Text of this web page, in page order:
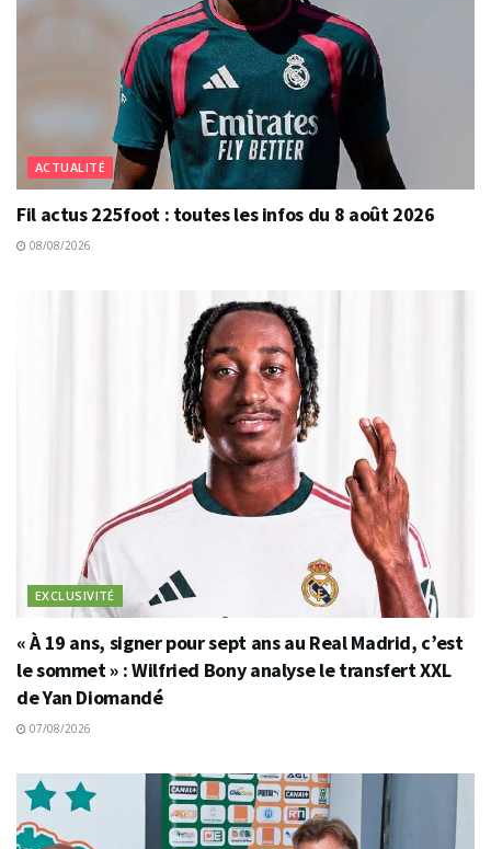
ACTUALITÉ
Fil actus 225foot : toutes les infos du 8 août 2026
08/08/2026
EXCLUSIVITÉ
« À 19 ans, signer pour sept ans au Real Madrid, c’est
le sommet » : Wilfried Bony analyse le transfert XXL
de Yan Diomandé
07/08/2026